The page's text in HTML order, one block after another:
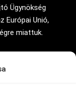
Ügynökség
Európai Unió,
miattuk.